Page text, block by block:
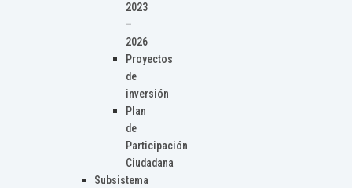
2023
–
2026
Proyectos
de
inversión
Plan
de
Participación
Ciudadana
Subsistema